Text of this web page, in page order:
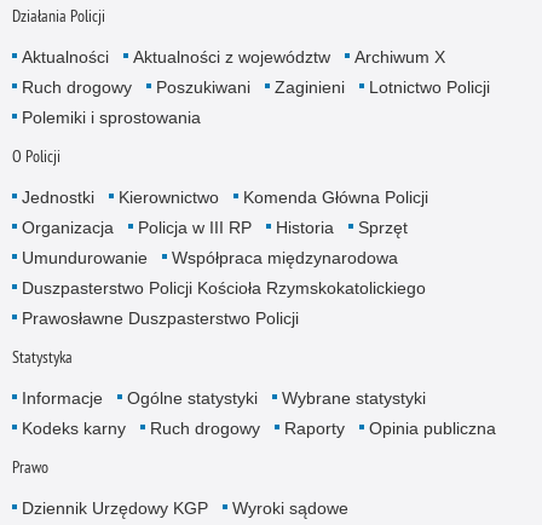
Działania Policji
Aktualności Aktualności z województw
Archiwum X
Ruch drogowy
Poszukiwani Zaginieni
Lotnictwo Policji
Polemiki i sprostowania
O Policji
Jednostki Kierownictwo
Komenda Główna Policji
Organizacja
Policja w III RP Historia
Sprzęt
Umundurowanie
Współpraca międzynarodowa
Duszpasterstwo Policji Kościoła Rzymskokatolickiego
Prawosławne Duszpasterstwo Policji
Statystyka
Informacje Ogólne statystyki
Wybrane statystyki
Kodeks karny
Ruch drogowy Raporty Opinia publiczna
Prawo
Dziennik Urzędowy KGP Wyroki sądowe